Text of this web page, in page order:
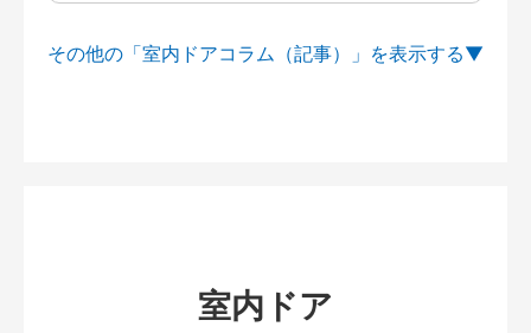
その他の「室内ドアコラム（記事）」を
室内ドア